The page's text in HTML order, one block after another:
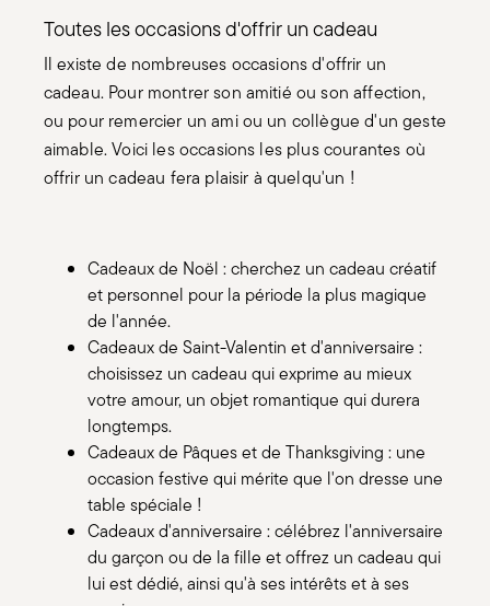
Toutes les occasions d'offrir un cadeau
Il existe de nombreuses occasions d'offrir un
cadeau. Pour montrer son amitié ou son affection,
ou pour remercier un ami ou un collègue d'un geste
aimable. Voici les occasions les plus courantes où
offrir un cadeau fera plaisir à quelqu'un !
Cadeaux de Noël : cherchez un cadeau créatif
et personnel pour la période la plus magique
de l'année.
Cadeaux de Saint-Valentin et d'anniversaire :
choisissez un cadeau qui exprime au mieux
votre amour, un objet romantique qui durera
longtemps.
Cadeaux de Pâques et de Thanksgiving : une
occasion festive qui mérite que l'on dresse une
table spéciale !
Cadeaux d'anniversaire : célébrez l'anniversaire
du garçon ou de la fille et offrez un cadeau qui
lui est dédié, ainsi qu'à ses intérêts et à ses